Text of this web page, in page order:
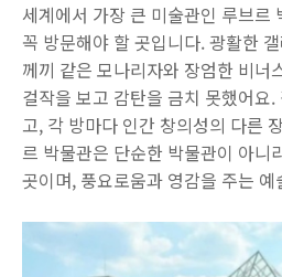
세계에서 가장 큰 미술관인 루브르
꼭 방문해야 할 곳입니다. 광활한
께끼 같은 모나리자와 장엄한 비너
걸작을 보고 감탄을 금치 못했어요
고, 각 방마다 인간 창의성의 다른
르 박물관은 단순한 박물관이 아니
곳이며, 풍요로움과 영감을 주는